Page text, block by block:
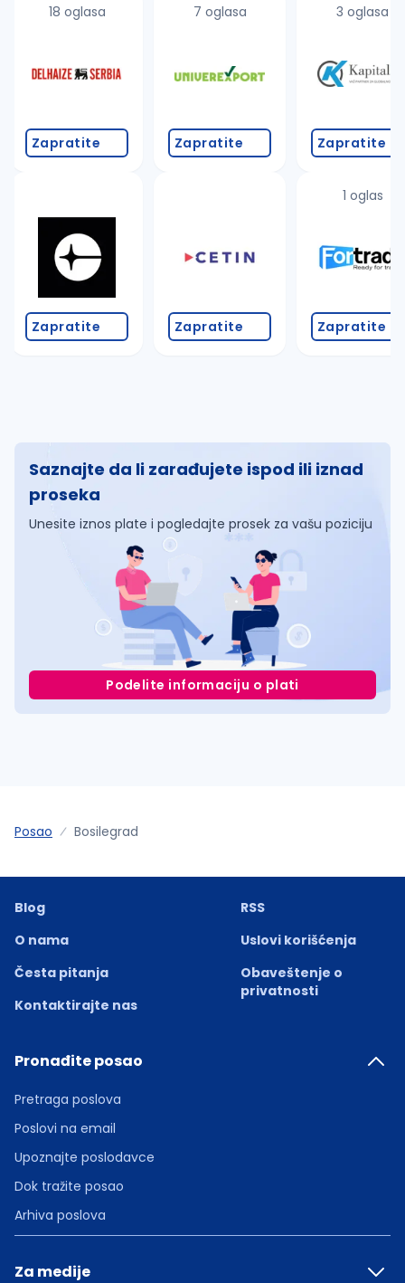
18 oglasa
Zapratite
Zapratite
7 oglasa
Zapratite
Zapratite
3 oglasa
Zapratite
1 oglas
Zapratite
Saznajte da li zarađujete ispod ili iznad
proseka
Unesite iznos plate i pogledajte prosek za vašu poziciju
Podelite informaciju o plati
Posao Bosilegrad
Blog
O nama
Česta pitanja
Kontaktirajte nas
RSS
Uslovi korišćenja
Obaveštenje o
privatnosti
Pronađite posao
Pretraga poslova
Poslovi na email
Upoznajte poslodavce
Dok tražite posao
Arhiva poslova
Za medije